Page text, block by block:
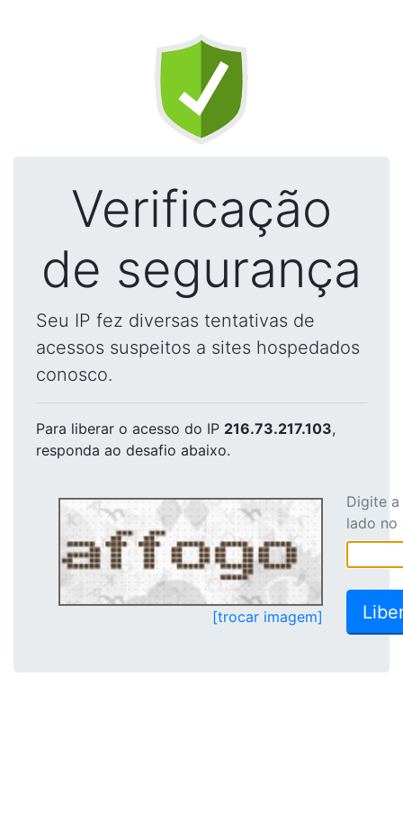
Verificação
de segurança
Seu IP fez diversas tentativas de
acessos suspeitos a sites hospedados
conosco.
Para liberar o acesso do IP 216.73.217.103,
responda ao desafio abaixo.
[trocar imagem]
Digite
lado no